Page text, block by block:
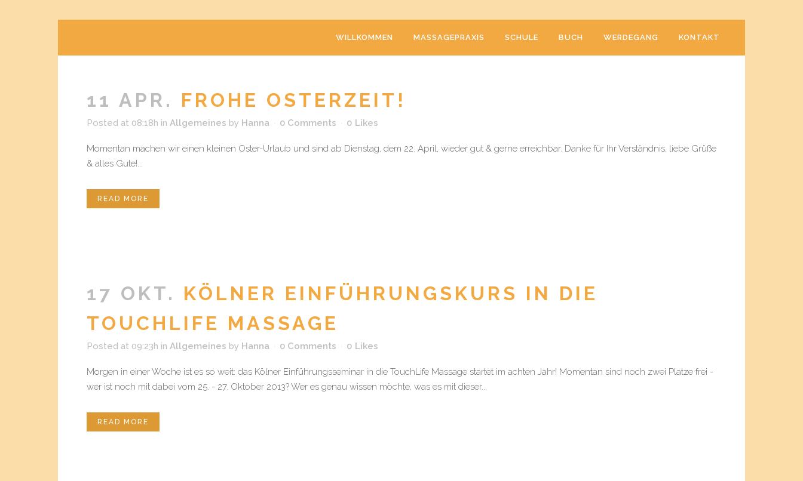
WILLKOMMEN MASSAGEPRAXIS SCHULE BUCH WERDEGANG KONTAKT
11 APR. FROHE OSTERZEIT!
Posted at 08:18h in Allgemeines by Hanna 0 Comments 0 Likes
Momentan machen wir einen kleinen Oster-Urlaub und sind ab Dienstag, dem 22. April, wieder gut & gerne erreichbar. Danke für Ihr Verständnis, liebe Grüße
& alles Gute!...
READ MORE
17 OKT. KÖLNER EINFÜHRUNGSKURS IN DIE
TOUCHLIFE MASSAGE
Posted at 09:23h in Allgemeines by Hanna 0 Comments 0 Likes
Morgen in einer Woche ist es so weit: das Kölner Einführungsseminar in die TouchLife Massage startet im achten Jahr! Momentan sind noch zwei Platze frei -
wer ist noch mit dabei vom 25. - 27. Oktober 2013? Wer es genau wissen möchte, was es mit dieser...
READ MORE